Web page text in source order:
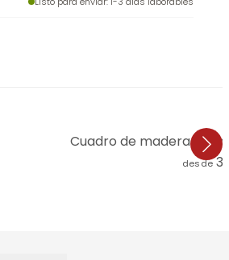
Cuadro de madera
desde